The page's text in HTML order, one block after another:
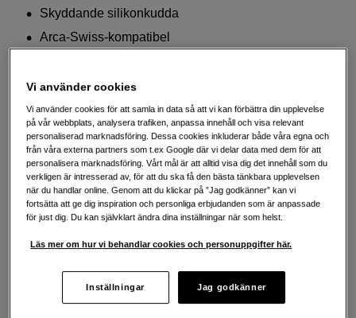
Skyddande silikonkudda
Arca-Swiss-kompatibel
Mer information
1 090 SEK
Antal
Lägg i kundvagn
Delbetala från 73 SEK/mån via
Exempel: 48 mån, 73 SEK/mån, totalt 4 083 SEK, effektiv ränta 10,45 %
Startavgift 579 SEK, aviavgift 45 SEK/mån tillkommer
Vi använder cookies
Vi använder cookies för att samla in data så att vi kan förbättra din upplevelse
på vår webbplats, analysera trafiken, anpassa innehåll och visa relevant
personaliserad marknadsföring. Dessa cookies inkluderar både våra egna och
från våra externa partners som t.ex Google där vi delar data med dem för att
personalisera marknadsföring. Vårt mål är att alltid visa dig det innehåll som du
verkligen är intresserad av, för att du ska få den bästa tänkbara upplevelsen
när du handlar online. Genom att du klickar på ”Jag godkänner” kan vi
fortsätta att ge dig inspiration och personliga erbjudanden som är anpassade
för just dig. Du kan självklart ändra dina inställningar när som helst.
Läs mer om hur vi behandlar cookies och personuppgifter här.
Inställningar Jag godkänner